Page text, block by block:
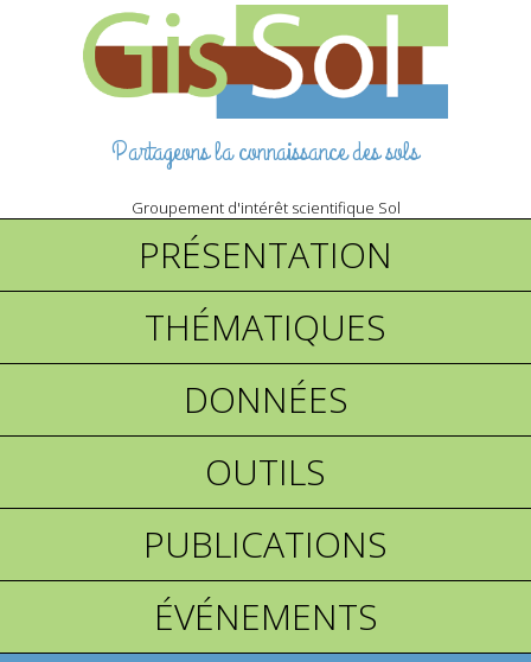
Partageons la connaissance des sols
Groupement d'intérêt scientifique Sol
PRÉSENTATION
THÉMATIQUES
DONNÉES
OUTILS
PUBLICATIONS
ÉVÉNEMENTS